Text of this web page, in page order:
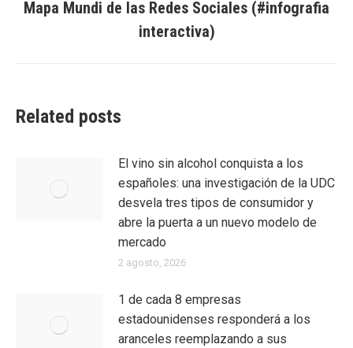
siguiente:
Mapa Mundi de las Redes Sociales (#infografia
interactiva)
Related posts
El vino sin alcohol conquista a los
españoles: una investigación de la UDC
desvela tres tipos de consumidor y
abre la puerta a un nuevo modelo de
mercado
2 agosto, 2026
1 de cada 8 empresas
estadounidenses responderá a los
aranceles reemplazando a sus